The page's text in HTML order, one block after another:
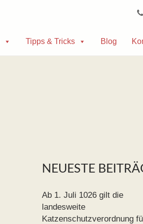
Tipps & Tricks Blog
NEUESTE
Ab 1. Juli 1026 gilt die
landesweite
Katzenschutzverordnung